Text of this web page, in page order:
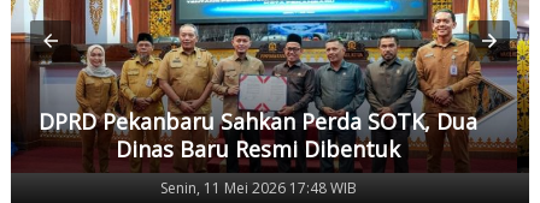
DPRD Pekanbaru Sahkan Perda SOTK, Dua
Dinas Baru Resmi Dibentuk
Senin, 11 Mei 2026 17:48 WIB